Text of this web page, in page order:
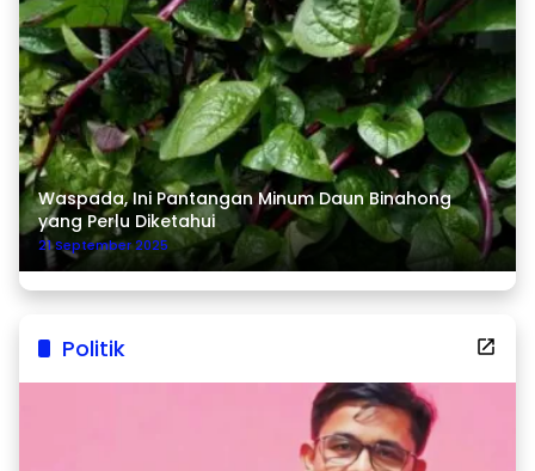
Waspada, Ini Pantangan Minum Daun Binahong
yang Perlu Diketahui
21 September 2025
Politik